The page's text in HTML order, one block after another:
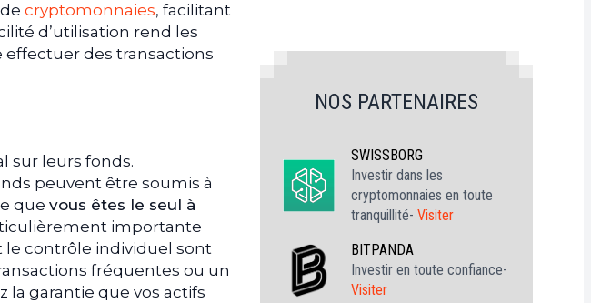
cryptomonnaies, facilitant
d’utilisation rend les
des transactions
sur leurs fonds.
peuvent être soumis à
que vous êtes le seul à
importante
le contrôle individuel sont
fréquentes ou un
la garantie que vos actifs
NOS PARTENAIRES
SWISSBORG
Investir dans les
cryptomonnaies en toute
tranquillité- Visiter
BITPANDA
Investir en toute confiance-
Visiter